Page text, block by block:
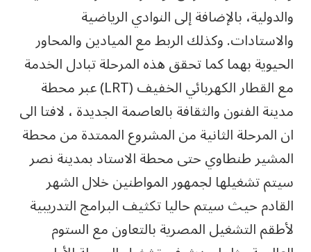
والدولية، بالإضافة إلى النوادي الرياضية
والاستادات. وكذلك الربط مع الميادين والمحاور
الحيوية بهما كما تحقق هذه المرحلة تبادل الخدمة
مع القطار الكهربائي الخفيف (LRT) عبر محطة
مدينة الفنون والثقافة بالعاصمة الجديدة ، لافتا الى
ان المرحلة الثانية من المشروع الممتدة من محطة
المشير طنطاوي حتى محطة الاستاد بمدينة نصر
سيتم تشغيلها لجمهور المواطنين خلال الشهر
القادم حيث سيتم حاليا تكثيف البرامج التدريبية
لأطقم التشغيل المصرية بالتعاون مع الستوم